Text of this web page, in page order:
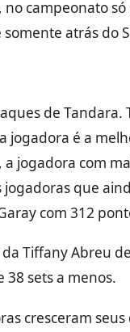
campeonato
atrás do
de
jogadora é a
jogadora com
que
com 312
Tiffany Abreu
sets a menos.
cresceram